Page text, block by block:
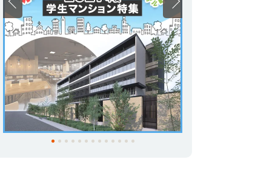
🌸(仮称)UniLife松山道後学生会館【食事付
き】
2027年2月完成の食事付き学生会館です！
朝・夕2食付き(夕食選択制) 🌷